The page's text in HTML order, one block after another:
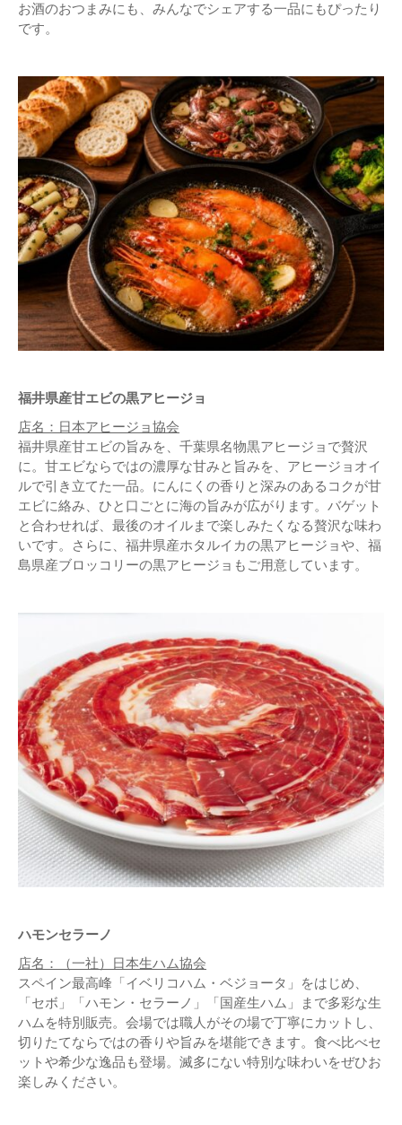
お酒のおつまみにも、みんなでシェアする一品にもぴったり
です。
福井県産甘エビの黒アヒージョ
店名：日本アヒージョ協会
福井県産甘エビの旨みを、千葉県名物黒アヒージョで贅沢
に。甘エビならではの濃厚な甘みと旨みを、アヒージョオイ
ルで引き立てた一品。にんにくの香りと深みのあるコクが甘
エビに絡み、ひと口ごとに海の旨みが広がります。バゲット
と合わせれば、最後のオイルまで楽しみたくなる贅沢な味わ
いです。さらに、福井県産ホタルイカの黒アヒージョや、福
島県産ブロッコリーの黒アヒージョもご用意しています。
ハモンセラーノ
店名：（一社）日本生ハム協会
スペイン最高峰「イベリコハム・ベジョータ」をはじめ、
「セボ」「ハモン・セラーノ」「国産生ハム」まで多彩な生
ハムを特別販売。会場では職人がその場で丁寧にカットし、
切りたてならではの香りや旨みを堪能できます。食べ比べセ
ットや希少な逸品も登場。滅多にない特別な味わいをぜひお
楽しみください。